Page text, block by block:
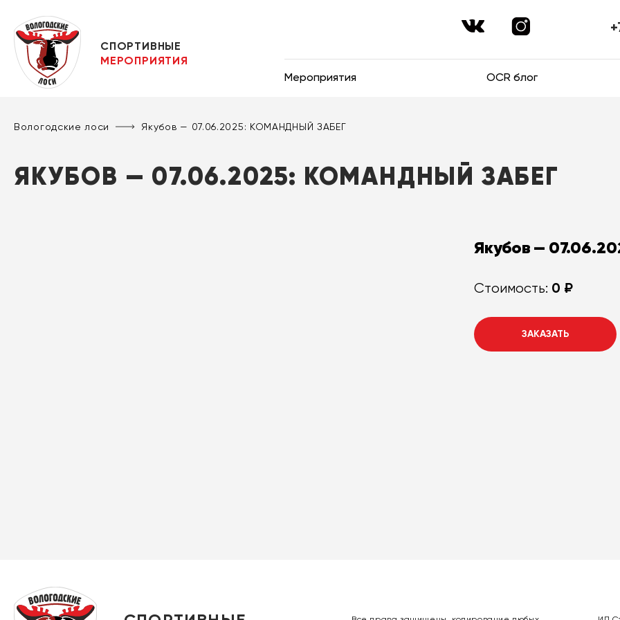
СПОРТИВНЫЕ
МЕРОПРИЯТИЯ
Мероприятия OCR блог
Вологодские лоси Якубов — 07.06.2025: КОМАНДНЫЙ ЗАБЕГ
ЯКУБОВ — 07.06.2025: КОМАНДНЫЙ ЗАБЕГ
Якубов —
Стоимость: 0 ₽
ЗАКАЗАТЬ